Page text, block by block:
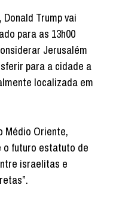
Trump vai
para as 13h00
Jerusalém
para a cidade a
localizada em
Médio Oriente,
o futuro estatuto de
israelitas e